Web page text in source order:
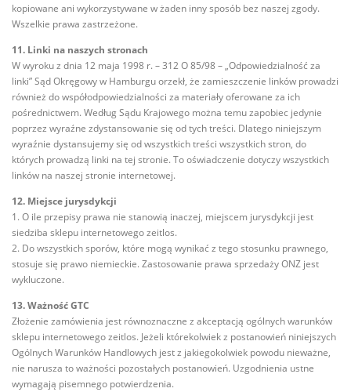
kopiowane ani wykorzystywane w żaden inny sposób bez naszej zgody.
Wszelkie prawa zastrzeżone.
11. Linki na naszych stronach
W wyroku z dnia 12 maja 1998 r. – 312 O 85/98 – „Odpowiedzialność za
linki” Sąd Okręgowy w Hamburgu orzekł, że zamieszczenie linków prowadzi
również do współodpowiedzialności za materiały oferowane za ich
pośrednictwem. Według Sądu Krajowego można temu zapobiec jedynie
poprzez wyraźne zdystansowanie się od tych treści. Dlatego niniejszym
wyraźnie dystansujemy się od wszystkich treści wszystkich stron, do
których prowadzą linki na tej stronie. To oświadczenie dotyczy wszystkich
linków na naszej stronie internetowej.
12. Miejsce jurysdykcji
1. O ile przepisy prawa nie stanowią inaczej, miejscem jurysdykcji jest
siedziba sklepu internetowego zeitlos.
2. Do wszystkich sporów, które mogą wynikać z tego stosunku prawnego,
stosuje się prawo niemieckie. Zastosowanie prawa sprzedaży ONZ jest
wykluczone.
13. Ważność GTC
Złożenie zamówienia jest równoznaczne z akceptacją ogólnych warunków
sklepu internetowego zeitlos. Jeżeli którekolwiek z postanowień niniejszych
Ogólnych Warunków Handlowych jest z jakiegokolwiek powodu nieważne,
nie narusza to ważności pozostałych postanowień. Uzgodnienia ustne
wymagają pisemnego potwierdzenia.